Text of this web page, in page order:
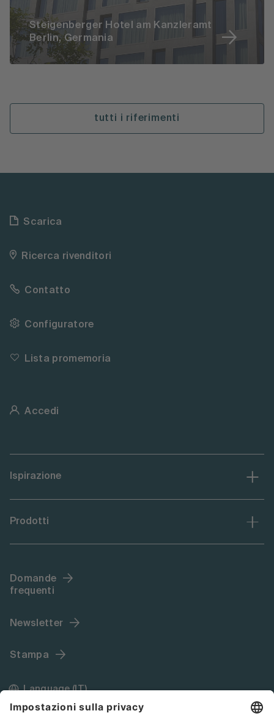
Steigenberger Hotel am Kanzleramt
Berlin, Germania
tutti i riferimenti
Scarica
Ricerca rivenditori
Contatto
Configuratore
Lista promemoria
Accedi
Ispirazione
Prodotti
Domande
frequenti
Newsletter
Stampa
Language (IT)